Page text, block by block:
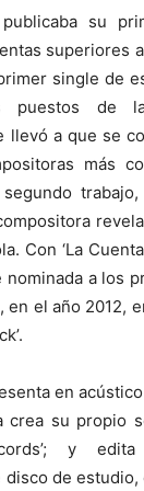
su
superiores
primer single de
puestos de
llevó a que se
más
trabajo,
Con ‘La
a los
en el año 2012,
crea su propio
y
disco de